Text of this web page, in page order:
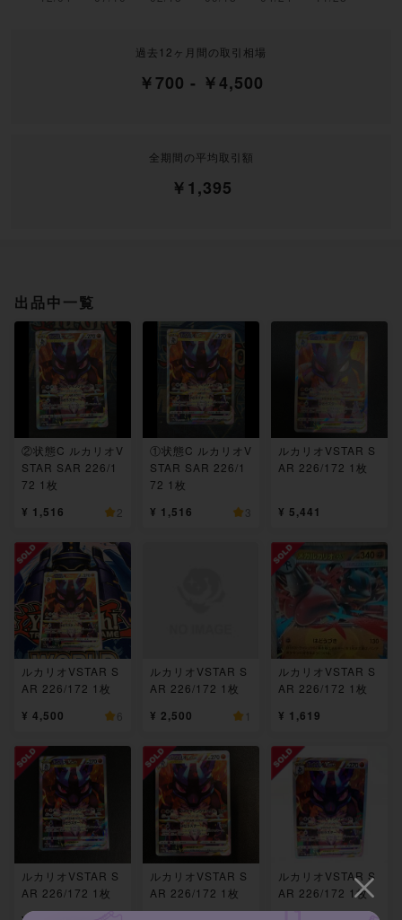
過去12ヶ月間の取引相場
￥700 - ￥4,500
全期間の平均取引額
￥1,395
出品中一覧
②状態C ルカリオV
STAR SAR 226/1
72 1枚
¥ 1,516 2
①状態C ルカリオV
STAR SAR 226/1
72 1枚
¥ 1,516 3
ルカリオVSTAR S
AR 226/172 1枚
¥ 5,441
ルカリオVSTAR S
AR 226/172 1枚
¥ 4,500 6
ルカリオVSTAR S
AR 226/172 1枚
¥ 2,500 1
ルカリオVSTAR S
AR 226/172 1枚
¥ 1,619
ルカリオVSTAR S
AR 226/172 1枚
ルカリオVSTAR S
AR 226/172 1枚
ルカリオVSTAR S
AR 226/172 1枚